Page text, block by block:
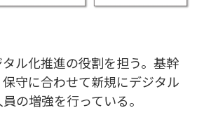
ル化推進の役割を担う。基幹
守に合わせて新規にデジタル
の増強を行っている。